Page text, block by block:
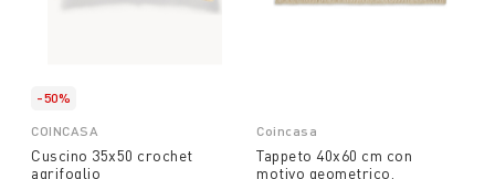
-50%
COINCASA
Cuscino 35x50 crochet
agrifoglio
Coincasa
Tappeto 40x60 cm con
motivo geometrico.